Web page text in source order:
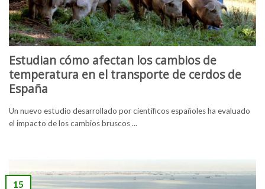
Estudian cómo afectan los cambios de
temperatura en el transporte de cerdos de
España
Un nuevo estudio desarrollado por científicos españoles ha evaluado
el impacto de los cambios bruscos ...
15